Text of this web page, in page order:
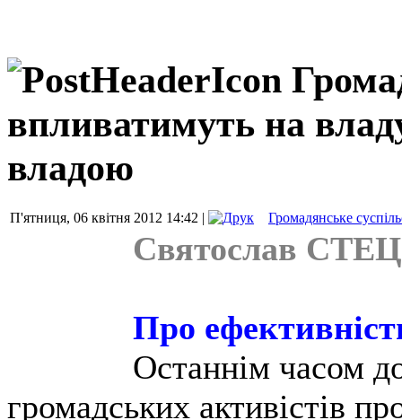
впливатимуть на
владою
П'ятниця, 06 квітня 2012 14:42 | Громадянське
Святослав
Про
Останнім часом
громадських активістів